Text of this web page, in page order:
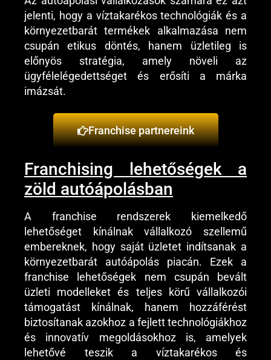
jelenti, hogy a víztakarékos technológiák és a
környezetbarát termékek alkalmazása nem
csupán etikus döntés, hanem üzletileg is
előnyös stratégia, amely növeli az
ügyfélelégedettséget és erősíti a márka
imázsát.
Franchise partnereink
Franchising lehetőségek a
zöld autóápolásban
A franchise rendszerek kiemelkedő
lehetőséget kínálnak vállalkozó szellemű
embereknek, hogy saját üzletet indítsanak a
környezetbarát autóápolás piacán. Ezek a
franchise lehetőségek nem csupán bevált
üzleti modelleket és teljes körű vállalkozói
támogatást kínálnak, hanem hozzáférést
biztosítanak azokhoz a fejlett technológiákhoz
és innovatív megoldásokhoz is, amelyek
lehetővé teszik a víztakarékos és